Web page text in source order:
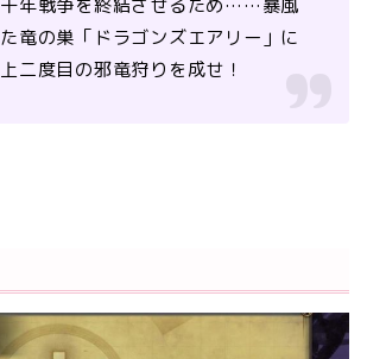
竜の巣「ドラゴンズエアリー」に
二度目の邪竜狩りを成せ！